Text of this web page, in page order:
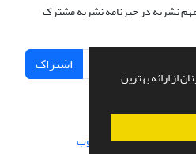
از ارائه بهترین
مهم نشریه در خبرنامه نشریه مشترک
اشتراک
و پیاده سازی از سیناوب